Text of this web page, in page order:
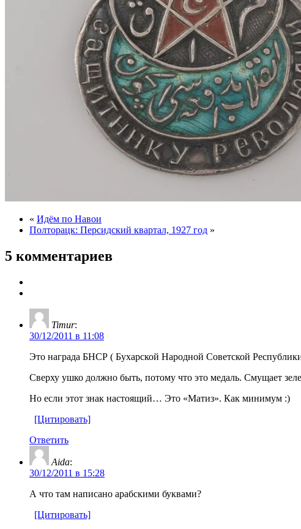
« Идём по Навои
Полторацк: Персидский квартал, 1927 год »
5 комментариев
Timur:
30/12/2011 в 11:08
Это награда БНСР ( Бухарской Народной Советской
Сверху ушко должно быть, потому что это медаль. Смущает
Но если этот знак настоящий… Это «Матиз». Как минимум :)
[Цитировать]
Ответить
Aida:
30/12/2011 в 15:28
А что там написано арабскими буквами?
[Цитировать]